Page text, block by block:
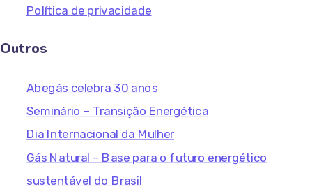
Política de privacidade
Outros
Abegás celebra 30 anos
Seminário – Transição Energética
Dia Internacional da Mulher
Gás Natural – Base para o futuro energético
sustentável do Brasil